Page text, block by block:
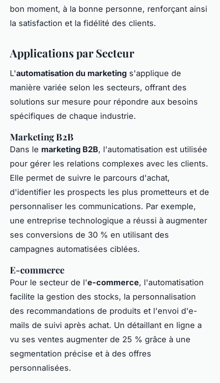
bon moment, à la bonne personne, renforçant ainsi
la satisfaction et la fidélité des clients.
Applications par Secteur
L'automatisation du marketing s'applique de
manière variée selon les secteurs, offrant des
solutions sur mesure pour répondre aux besoins
spécifiques de chaque industrie.
Marketing B2B
Dans le marketing B2B, l'automatisation est utilisée
pour gérer les relations complexes avec les clients.
Elle permet de suivre le parcours d'achat,
d'identifier les prospects les plus prometteurs et de
personnaliser les communications. Par exemple,
une entreprise technologique a réussi à augmenter
ses conversions de 30 % en utilisant des
campagnes automatisées ciblées.
E-commerce
Pour le secteur de l'e-commerce, l'automatisation
facilite la gestion des stocks, la personnalisation
des recommandations de produits et l'envoi d'e-
mails de suivi après achat. Un détaillant en ligne a
vu ses ventes augmenter de 25 % grâce à une
segmentation précise et à des offres
personnalisées.